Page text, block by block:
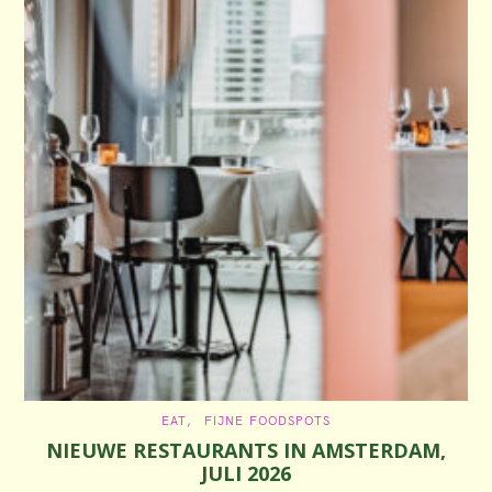
C
T
E
G
O
EAT FIJNE FOODSPOTS
NIEUWE RESTAURANTS IN AMSTERDAM,
JULI 2026